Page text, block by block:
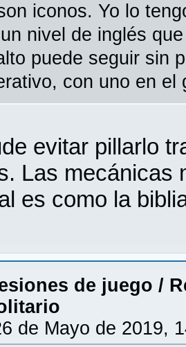
iconos. Yo lo
nivel de inglés
puede seguir sin
con uno en el
evitar pillarlo
Las mecánicas
es como la
de juego /
de Mayo de 2019,